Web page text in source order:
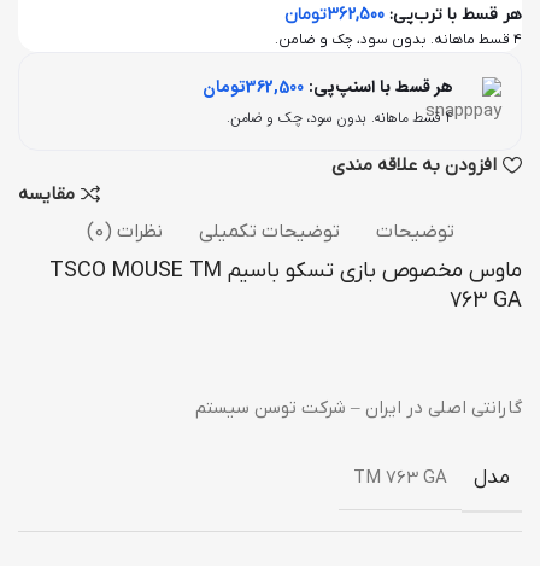
هر قسط با ترب‌پی: 362,500تومان
۴ قسط ماهانه. بدون سود، چک و ضامن.
هر قسط با اسنپ‌پی: 362,500تومان
۴ قسط ماهانه. بدون سود، چک و ضامن.
افزودن به علاقه مندی
مقایسه
توضیحات
توضیحات تکمیلی نظرات (0)
ماوس مخصوص بازی تسکو باسیم TSCO MOUSE TM
763 GA
گارانتی اصلی در ایران – شرکت توسن سیستم
مدل TM 763 GA